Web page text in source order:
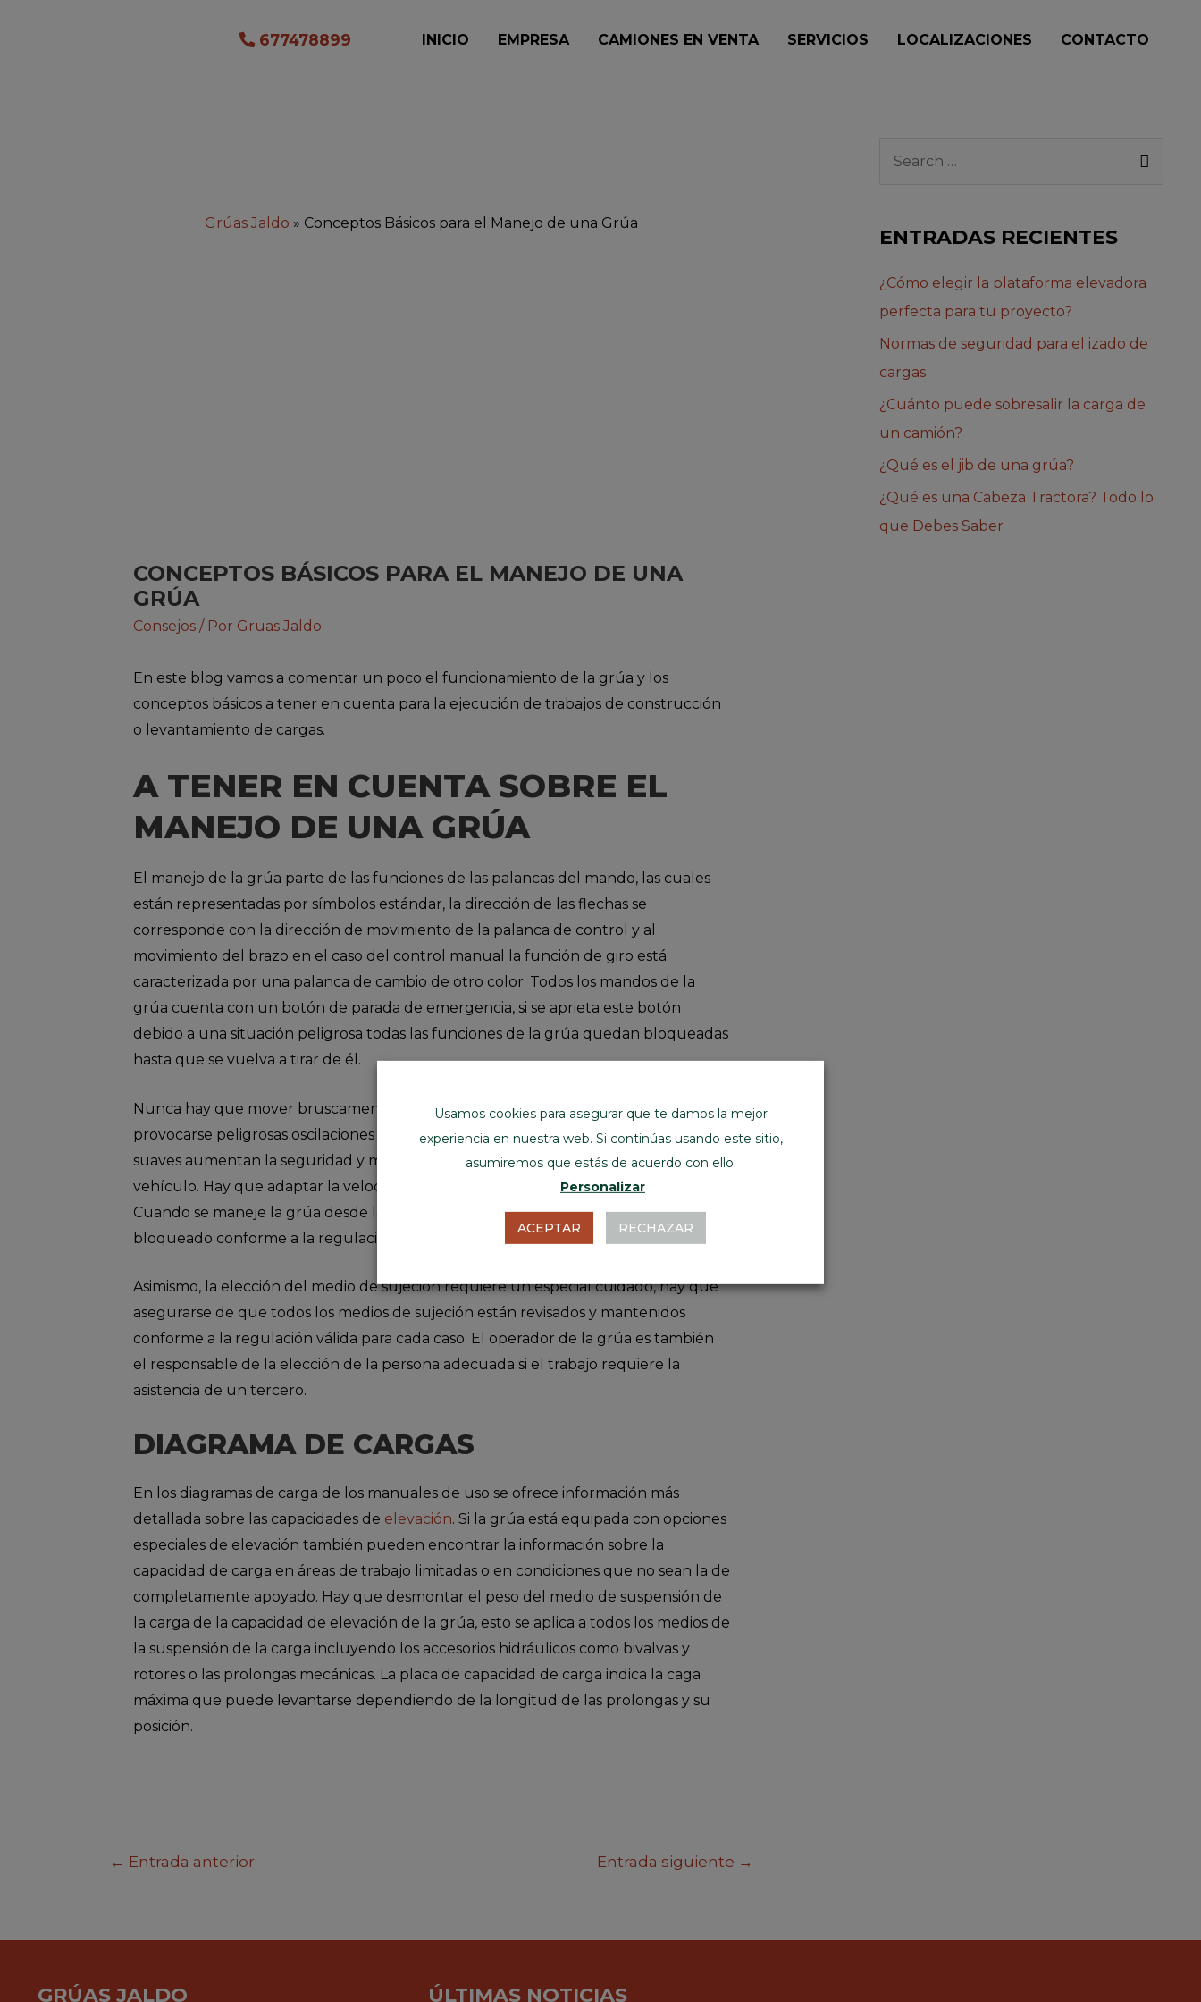
677478899 INICIO EMPRESA CAMIONES EN VENTA SERVICIOS LOCALIZACIONES CONTACTO
Grúas Jaldo » Conceptos Básicos para el Manejo de una Grúa
CONCEPTOS BÁSICOS PARA EL MANEJO DE UNA
GRÚA
Consejos/ Por Gruas Jaldo
En este blog vamos a comentar un poco el funcionamiento de la grúa y los
conceptos básicos a tener en cuenta para la ejecución de trabajos de construcción
o levantamiento de cargas.
A TENER EN CUENTA SOBRE EL
MANEJO DE UNA GRÚA
El manejo de la grúa parte de las funciones de las palancas del mando, las cuales
están representadas por símbolos estándar, la dirección de las flechas se
corresponde con la dirección de movimiento de la palanca de control y al
movimiento del brazo en el caso del control manual la función de giro está
caracterizada por una palanca de cambio de otro color. Todos los mandos de la
grúa cuenta con un botón de parada de emergencia, si se aprieta este botón
debido a una situación peligrosa todas las funciones de la grúa quedan bloqueadas
hasta que se vuelva a tirar de él.
Nunca hay que mover bruscamente las palancas del mando porque puede
provocarse peligrosas oscilaciones de la carga y picos de presión. Los movimientos
suaves aumentan la seguridad y mitigan las tensiones en la grúa y chasis del
vehículo. Hay que adaptar la velocidad de la grúa a su alcance y al peso levantado.
Cuando se maneje la grúa desde la plataforma en alta el giro sobre esta debe estar
bloqueado conforme a la regulación del país o región donde se maneje la grúa.
Asimismo, la elección del medio de sujeción requiere un especial cuidado, hay que
asegurarse de que todos los medios de sujeción están revisados y mantenidos
conforme a la regulación válida para cada caso. El operador de la grúa es también
el responsable de la elección de la persona adecuada si el trabajo requiere la
asistencia de un tercero.
DIAGRAMA DE CARGAS
En los diagramas de carga de los manuales de uso se ofrece información más
detallada sobre las capacidades de elevación. Si la grúa está equipada con opciones
especiales de elevación también pueden encontrar la información sobre la
capacidad de carga en áreas de trabajo limitadas o en condiciones que no sean la de
completamente apoyado. Hay que desmontar el peso del medio de suspensión de
la carga de la capacidad de elevación de la grúa, esto se aplica a todos los medios de
la suspensión de la carga incluyendo los accesorios hidráulicos como bivalvas y
rotores o las prolongas mecánicas. La placa de capacidad de carga indica la caga
máxima que puede levantarse dependiendo de la longitud de las prolongas y su
posición.
← Entrada anterior Entrada siguiente →
ENTRADAS RECIENTES
¿Cómo elegir la plataforma elevadora
perfecta para tu proyecto?
Normas de seguridad para el izado de
cargas
¿Cuánto puede sobresalir la carga de
un camión?
¿Qué es el jib de una grúa?
¿Qué es una Cabeza Tractora? Todo lo
que Debes Saber
GRÚAS JALDO ÚLTIMAS NOTICIAS
Usamos cookies para asegurar que te damos la mejor
experiencia en nuestra web. Si continúas usando este sitio,
asumiremos que estás de acuerdo con ello.
Personalizar
ACEPTAR RECHAZAR